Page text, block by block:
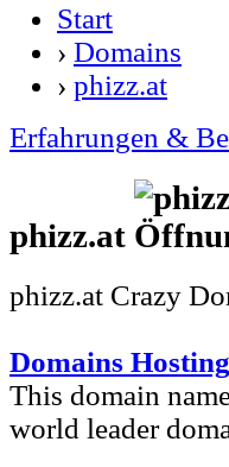
Start
› Domains
› phizz.at
Erfahrungen &
phizz.at
phizz.at Crazy
Domains
This domain
world leader